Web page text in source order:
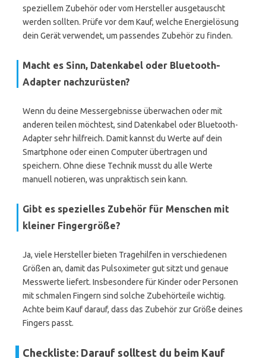
speziellem Zubehör oder vom Hersteller ausgetauscht
werden sollten. Prüfe vor dem Kauf, welche Energielösung
dein Gerät verwendet, um passendes Zubehör zu finden.
Macht es Sinn, Datenkabel oder Bluetooth-
Adapter nachzurüsten?
Wenn du deine Messergebnisse überwachen oder mit
anderen teilen möchtest, sind Datenkabel oder Bluetooth-
Adapter sehr hilfreich. Damit kannst du Werte auf dein
Smartphone oder einen Computer übertragen und
speichern. Ohne diese Technik musst du alle Werte
manuell notieren, was unpraktisch sein kann.
Gibt es spezielles Zubehör für Menschen mit
kleiner Fingergröße?
Ja, viele Hersteller bieten Tragehilfen in verschiedenen
Größen an, damit das Pulsoximeter gut sitzt und genaue
Messwerte liefert. Insbesondere für Kinder oder Personen
mit schmalen Fingern sind solche Zubehörteile wichtig.
Achte beim Kauf darauf, dass das Zubehör zur Größe deines
Fingers passt.
Checkliste: Darauf solltest du beim Kauf